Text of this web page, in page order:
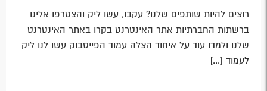
רוצים להיות שותפים שלנו? עקבו, עשו ליק והצטרפו אלינו
ברשתות החברתיות אתר האינטרנט בקרו באתר האינטרנט
שלנו ולמדו עוד על איחוד הצלה עמוד הפייסבוק עשו לנו ליק
לעמוד [...]